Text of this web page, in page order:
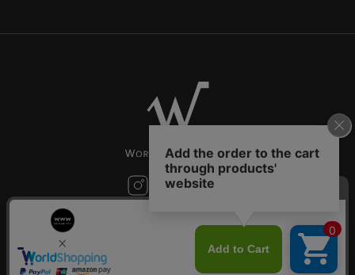
お問い合わせ
©World Wide Watch All Rights reserved.